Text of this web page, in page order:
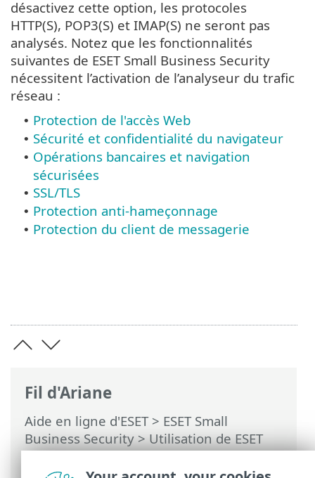
Fil d'Ariane
Aide en ligne d'ESET> ESET Small
Business Security>Utilisation de ESET
Small Business Security>Configuration
avancée >Analyse> Analyseur du trafic
désactivez cette option, les protocoles
HTTP(S), POP3(S) et IMAP(S) ne seront pas
analysés. Notez que les fonctionnalités
suivantes de ESET Small Business Security
nécessitent l’activation de l’analyseur du trafic
réseau :
• Protection de l'accès Web
• Sécurité et confidentialité du navigateur
• Opérations bancaires et navigation
sécurisées
• SSL/TLS
• Protection anti-hameçonnage
• Protection du client de messagerie